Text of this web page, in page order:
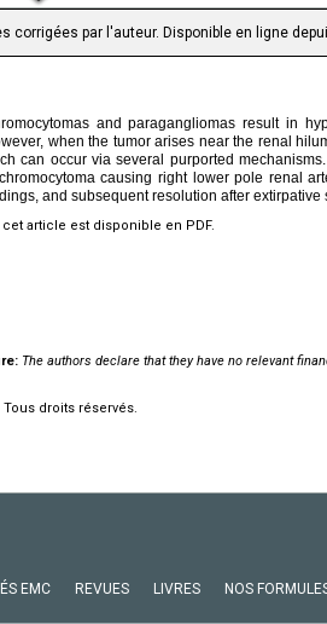
corrigées par l'auteur. Disponible en ligne
and paragangliomas result in
when the tumor arises near the renal
can occur via several purported
causing right lower pole renal
and subsequent resolution after extirpative
article est disponible en PDF.
The authors declare that they have no relevant
droits réservés.
EMC REVUES LIVRES NOS